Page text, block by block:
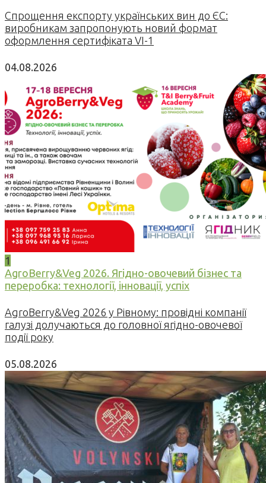
Спрощення експорту українських вин до ЄС:
виробникам запропонують новий формат
оформлення сертифіката VI-1
04.08.2026
1
AgroBerry&Veg 2026. Ягідно-овочевий бізнес та
переробка: технології, інновації, успіх
AgroBerry&Veg 2026 у Рівному: провідні компанії
галузі долучаються до головної ягідно-овочевої
події року
05.08.2026